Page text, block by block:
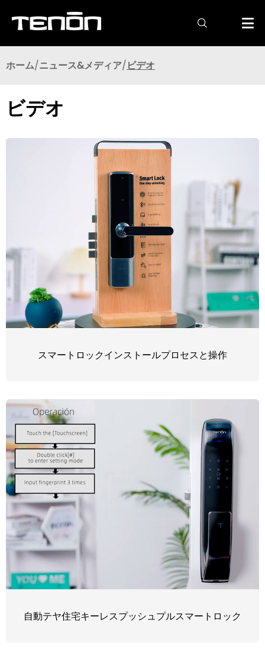

ホーム ニュース&メディア ビデオ
ビデオ
スマートロックインストールプロセスと操作
自動テヤ住宅キーレスプッシュプルスマートロック